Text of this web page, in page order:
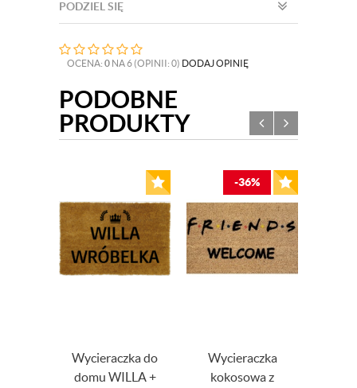
PODZIEL SIĘ
OCENA: 0 NA 6 (OPINII: 0) DODAJ OPINIĘ
PODOBNE
PRODUKTY
Wycieraczka do
domu WILLA +
-36%
Wycieraczka
kokosowa z